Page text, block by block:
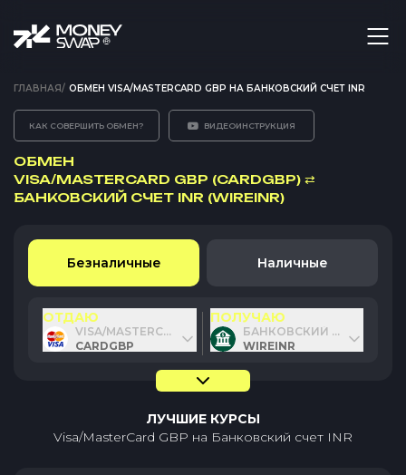
ГЛАВНАЯ/ ОБМЕН VISA/MASTERCARD GBP НА БАНКОВСКИЙ СЧЕТ INR
КАК СОВЕРШИТЬ ОБМЕН? ВИДЕОИНСТРУКЦИЯ
ОБМЕН
VISA/MASTERCARD GBP (CARDGBP) ⇄
БАНКОВСКИЙ СЧЕТ INR (WIREINR)
Безналичные Наличные
ОТДАЮ
VISA/MASTERCARD GBP
CARDGBP
ПОЛУЧАЮ
БАНКОВСКИЙ СЧЕТ INR
WIREINR
ЛУЧШИЕ КУРСЫ
Visa/MasterCard GBP на Банковский счет INR